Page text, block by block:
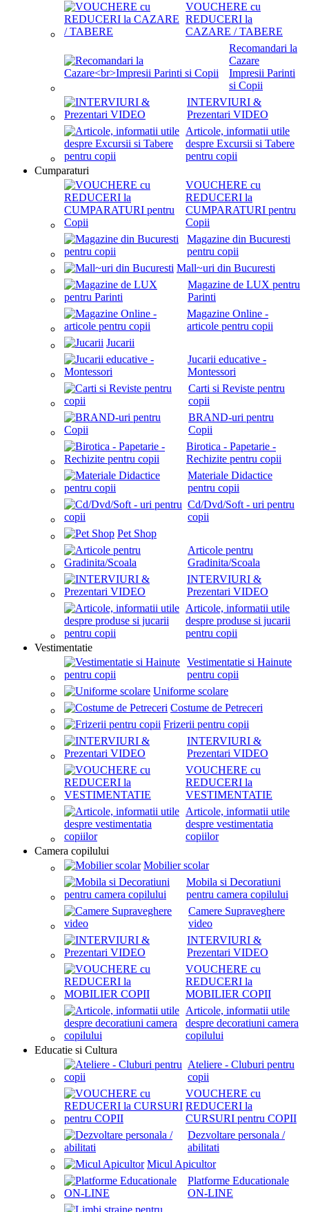
VOUCHERE cu
REDUCERI la
CAZARE / TABERE
Recomandari la
Cazare
Impresii Parinti
si Copii
INTERVIURI &
Prezentari VIDEO
Articole, informatii utile
despre Excursii si Tabere
pentru copii
Cumparaturi
VOUCHERE cu
REDUCERI la
CUMPARATURI pentru
Copii
Magazine din Bucuresti
pentru copii
Mall~uri din Bucuresti
Magazine de LUX pentru
Parinti
Magazine Online -
articole pentru copii
Jucarii
Jucarii educative -
Montessori
Carti si Reviste pentru
copii
BRAND-uri pentru
Copii
Birotica - Papetarie -
Rechizite pentru copii
Materiale Didactice
pentru copii
Cd/Dvd/Soft - uri pentru
copii
Pet Shop
Articole pentru
Gradinita/Scoala
INTERVIURI &
Prezentari VIDEO
Articole, informatii utile
despre produse si jucarii
pentru copii
Vestimentatie
Vestimentatie si Hainute
pentru copii
Uniforme scolare
Costume de Petreceri
Frizerii pentru copii
INTERVIURI &
Prezentari VIDEO
VOUCHERE cu
REDUCERI la
VESTIMENTATIE
Articole, informatii utile
despre vestimentatia
copiilor
Camera copilului
Mobilier scolar
Mobila si Decoratiuni
pentru camera copilului
Camere Supraveghere
video
INTERVIURI &
Prezentari VIDEO
VOUCHERE cu
REDUCERI la
MOBILIER COPII
Articole, informatii utile
despre decoratiuni camera
copilului
Educatie si Cultura
Ateliere - Cluburi pentru
copii
VOUCHERE cu
REDUCERI la
CURSURI pentru COPII
Dezvoltare personala /
abilitati
Micul Apicultor
Platforme Educationale
ON-LINE